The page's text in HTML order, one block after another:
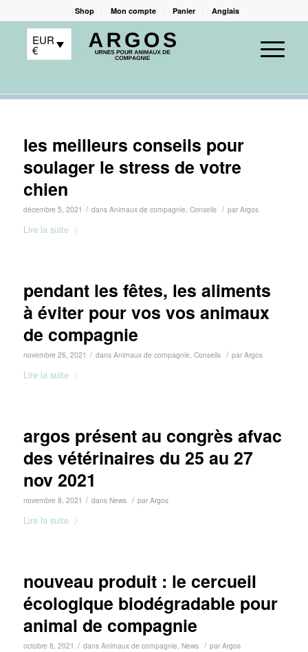
Shop Mon compte Panier Anglais
EUR
€
les meilleurs conseils pour
soulager le stress de votre
chien
décembre 5, 2021 / dans Animaux de compagnie, Conseils / parArgos
Lire la suite
pendant les fêtes, les aliments
à éviter pour vos vos animaux
de compagnie
novembre 26, 2021 / dans Animaux de compagnie, Conseils / parArgos
Lire la suite
argos présent au congrès afvac
des vétérinaires du 25 au 27
nov 2021
novembre 8, 2021 / dans News / parArgos
Lire la suite
nouveau produit : le cercueil
écologique biodégradable pour
animal de compagnie
octobre 8, 2021 / dans Animaux de compagnie, News / parArgos